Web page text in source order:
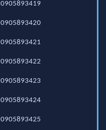
0905893419
0905893420
0905893421
0905893422
0905893423
0905893424
0905893425